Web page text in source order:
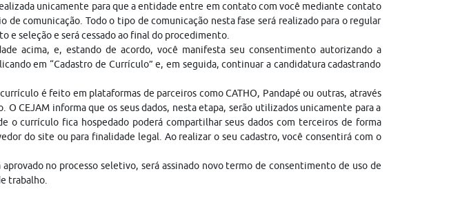
unicamente para que a entidade entre em contato com você mediante contato
comunicação. Todo o tipo de comunicação nesta fase será realizado para o regular
e seleção e será cessado ao final do procedimento.
acima, e, estando de acordo, você manifesta seu consentimento autorizando a
em “Cadastro de Currículo” e, em seguida, continuar a candidatura cadastrando
é feito em plataformas de parceiros como CATHO, Pandapé ou outras, através
O CEJAM informa que os seus dados, nesta etapa, serão utilizados unicamente para a
o currículo fica hospedado poderá compartilhar seus dados com terceiros de forma
do site ou para finalidade legal. Ao realizar o seu cadastro, você consentirá com o
no processo seletivo, será assinado novo termo de consentimento de uso de
trabalho.